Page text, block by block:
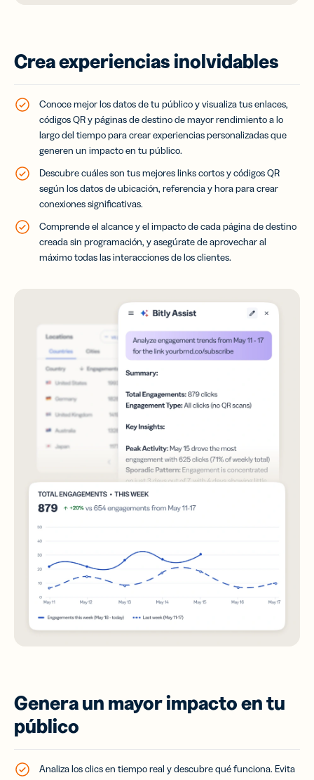
Crea experiencias inolvidables
Conoce mejor los datos de tu público y visualiza tus enlaces,
códigos QR y páginas de destino de mayor rendimiento a lo
largo del tiempo para crear experiencias personalizadas que
generen un impacto en tu público.
Descubre cuáles son tus mejores links cortos y códigos QR
según los datos de ubicación, referencia y hora para crear
conexiones significativas.
Comprende el alcance y el impacto de cada página de destino
creada sin programación, y asegúrate de aprovechar al
máximo todas las interacciones de los clientes.
Genera un mayor impacto en tu
público
Analiza los clics en tiempo real y descubre qué funciona. Evita